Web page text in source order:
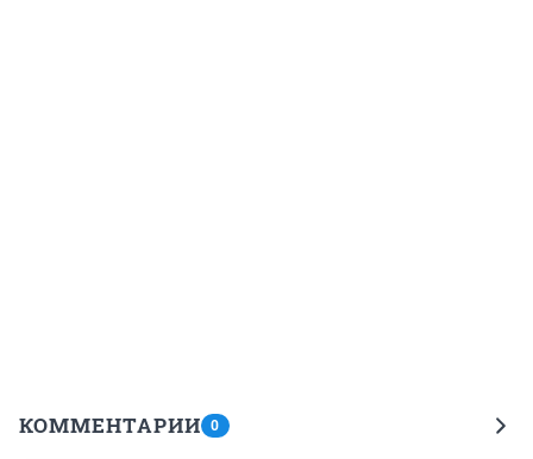
КОММЕНТАРИИ 0